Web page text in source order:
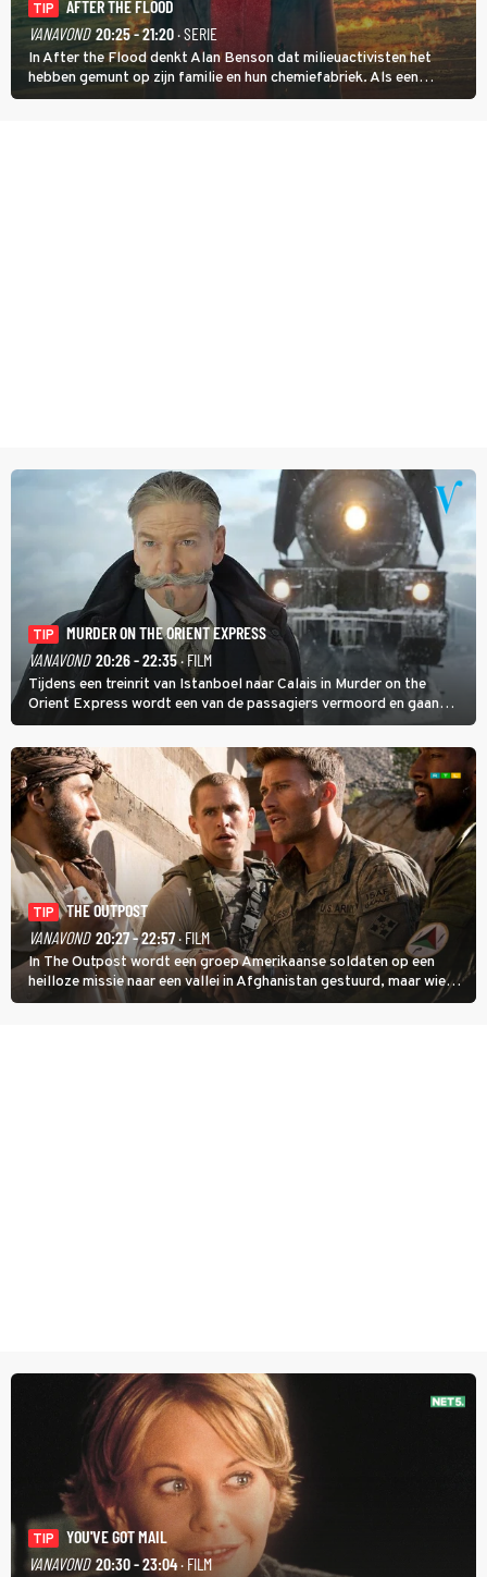
TIP
AFTER THE FLOOD
VANAVOND 20:25 - 21:20· SERIE
In After the Flood denkt Alan Benson dat milieuactivisten het
hebben gemunt op zijn familie en hun chemiefabriek. Als een
brandende boodschap in het veen de boel op scherp zet, besluit
TIP
MURDER ON THE ORIENT EXPRESS
VANAVOND 20:26 - 22:35· FILM
Tijdens een treinrit van Istanboel naar Calais in Murder on the
Orient Express wordt een van de passagiers vermoord en gaan
detective Hercule Poirot en zijn snor uitzoeken wie van de andere
treinreizigers de dader is.
TIP
THE OUTPOST
VANAVOND 20:27 - 22:57· FILM
In The Outpost wordt een groep Amerikaanse soldaten op een
heilloze missie naar een vallei in Afghanistan gestuurd, maar wie
overleeft daar een aanval?
TIP
YOU'VE GOT MAIL
VANAVOND 20:30 - 23:04· FILM